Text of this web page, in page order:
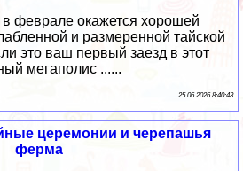
в феврале окажется хорошей
и размеренной тайской
это ваш первый заезд в этот
мегаполис ......
25 06 2026 8:40:43
церемонии и черепашья
ферма